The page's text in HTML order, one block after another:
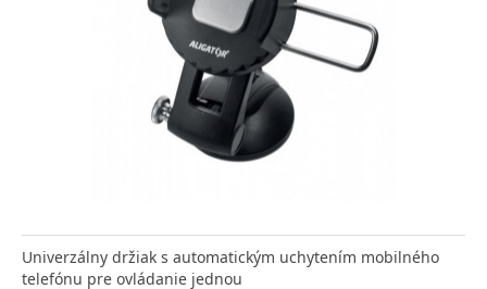
Univerzálny držiak s automatickým uchytením mobilného
telefónu pre ovládanie jednou